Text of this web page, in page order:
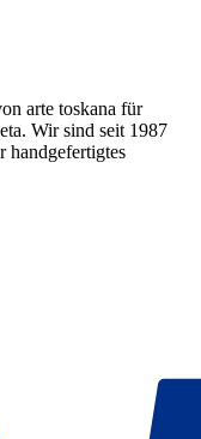
arte toskana für
Wir sind seit 1987
handgefertigtes